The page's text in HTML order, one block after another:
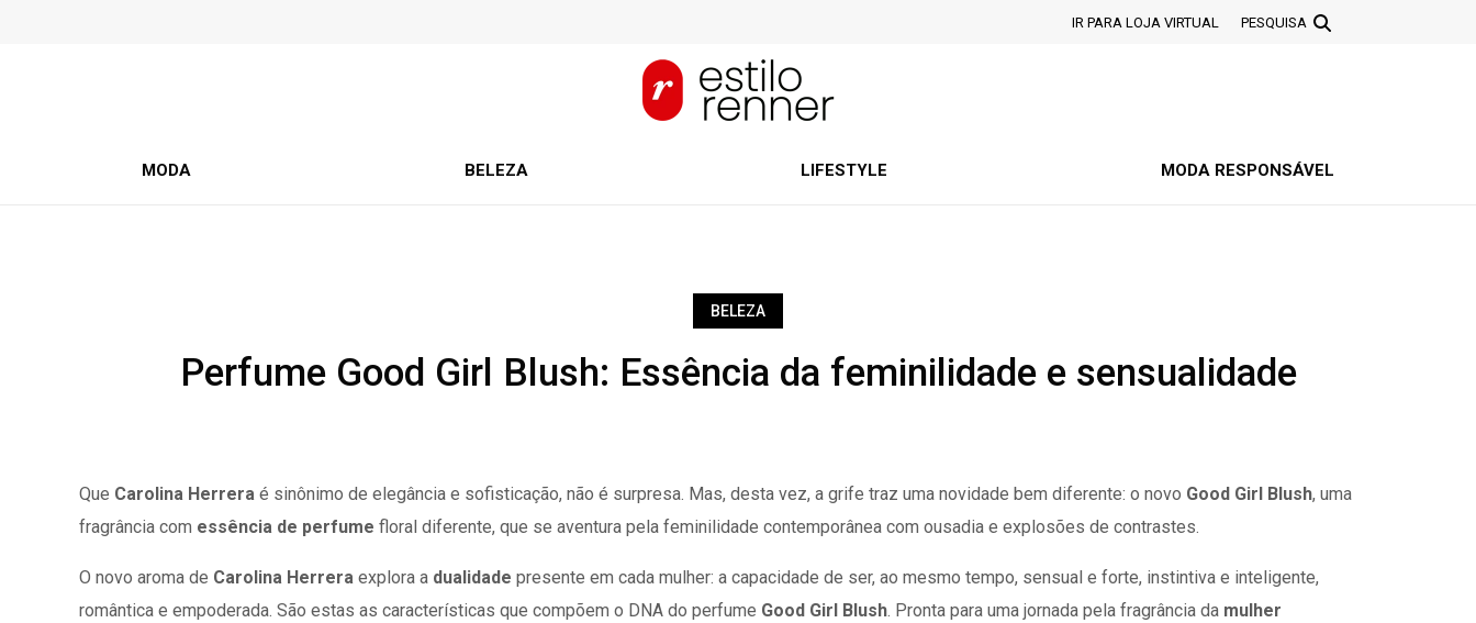
IR PARA LOJA VIRTUAL PESQUISA
MODA BELEZA LIFESTYLE MODA RESPONSÁVEL
BELEZA
Perfume Good Girl Blush: Essência da feminilidade e sensualidade
Que Carolina Herrera é sinônimo de elegância e sofisticação, não é surpresa. Mas, desta vez, a grife traz uma novidade bem diferente: o novo Good Girl Blush, uma
fragrância com essência de perfume floral diferente, que se aventura pela feminilidade contemporânea com ousadia e explosões de contrastes.
O novo aroma de Carolina Herrera explora a dualidade presente em cada mulher: a capacidade de ser, ao mesmo tempo, sensual e forte, instintiva e inteligente,
romântica e empoderada. São estas as características que compõem o DNA do perfume Good Girl Blush. Pronta para uma jornada pela fragrância da mulher